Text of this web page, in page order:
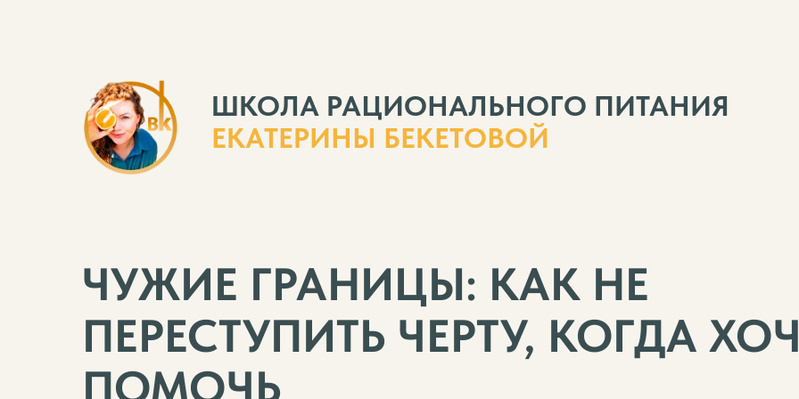
ЧУЖИЕ ГРАНИЦЫ: КАК НЕ
ПЕРЕСТУПИТЬ ЧЕРТУ, КОГДА
ПОМОЧЬ
ШКОЛА РАЦИОНАЛЬНОГО ПИТАНИЯ
ЕКАТЕРИНЫ БЕКЕТОВОЙ